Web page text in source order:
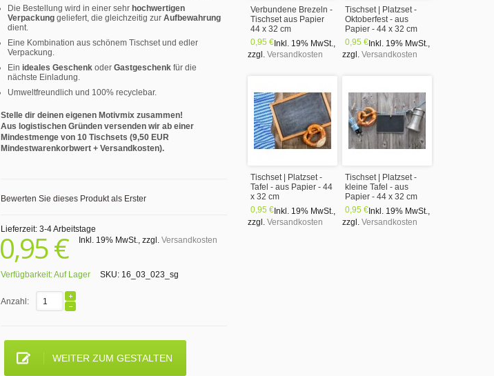
Verbundene Brezeln -
Tischset aus Papier
44 x 32 cm
0,95 € Inkl. 19% MwSt.,
zzgl. Versandkosten
Tischset | Platzset -
Oktoberfest - aus
Papier - 44 x 32 cm
0,95 € Inkl. 19% MwSt.,
zzgl. Versandkosten
Tischset | Platzset -
Tafel - aus Papier - 44
x 32 cm
0,95 € Inkl. 19% MwSt.,
zzgl. Versandkosten
Tischset | Platzset -
kleine Tafel - aus
Papier - 44 x 32 cm
0,95 € Inkl. 19% MwSt.,
zzgl. Versandkosten
Die Bestellung wird in einer sehr hochwertigen
Verpackung geliefert, die gleichzeitig zur Aufbewahrung
dient.
Eine Kombination aus schönem Tischset und edler
Verpackung.
Ein ideales Geschenk oder Gastgeschenk für die
nächste Einladung.
Umweltfreundlich und 100% recyclebar.
Stelle dir deinen eigenen Motivmix zusammen!
Aus logistischen Gründen versenden wir ab einer
Mindestmenge von 10 Tischsets (9,50 EUR
Mindestwarenkorbwert + Versandkosten).
Bewerten Sie dieses Produkt als Erster
Lieferzeit: 3-4 Arbeitstage
0,95 € Inkl. 19% MwSt., zzgl. Versandkosten
Verfügbarkeit:Auf Lager SKU: 16_03_023_sg
Anzahl:
WEITER ZUM GESTALTEN